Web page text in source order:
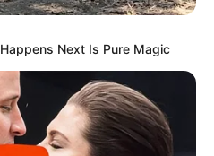
Next Is Pure Magic